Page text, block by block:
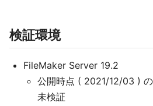
検証環境
FileMaker Server 19.2
公開時点 ( 2021/12/03 )
未検証